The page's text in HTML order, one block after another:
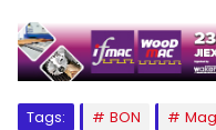
Tags: BON